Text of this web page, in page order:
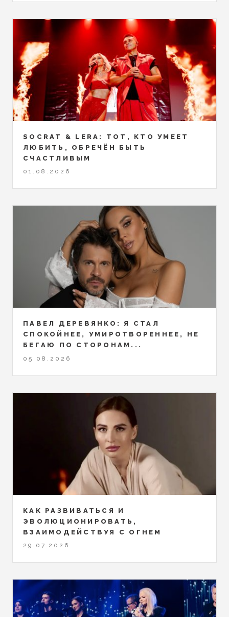
SOCRAT & LERA: ТОТ, КТО УМЕЕТ
ЛЮБИТЬ, ОБРЕЧЁН БЫТЬ
СЧАСТЛИВЫМ
01.08.2026
ПАВЕЛ ДЕРЕВЯНКО: Я СТАЛ
СПОКОЙНЕЕ, УМИРОТВОРЕННЕЕ, НЕ
БЕГАЮ ПО СТОРОНАМ...
05.08.2026
КАК РАЗВИВАТЬСЯ И
ЭВОЛЮЦИОНИРОВАТЬ,
ВЗАИМОДЕЙСТВУЯ С ОГНЕМ
29.07.2026